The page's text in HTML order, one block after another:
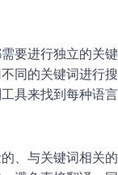
要进行独立的关键
同的关键词进行搜
具来找到每种语言
、与关键词相关的